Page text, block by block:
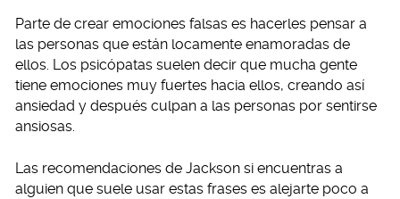
Parte de crear emociones falsas es hacerles pensar a
las personas que están locamente enamoradas de
ellos. Los psicópatas suelen decir que mucha gente
tiene emociones muy fuertes hacia ellos, creando así
ansiedad y después culpan a las personas por sentirse
ansiosas.
Las recomendaciones de Jackson si encuentras a
alguien que suele usar estas frases es alejarte poco a